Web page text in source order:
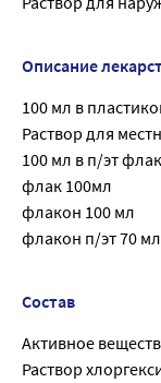
Описание
100 мл в
Раствор для
100 мл в п/эт
флак 100мл
флакон 100 мл
флакон п/эт 70 мл
Состав
Активное
Раствор